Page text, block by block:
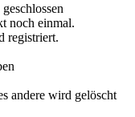
noch einmal.
registriert.
andere wird gelöscht